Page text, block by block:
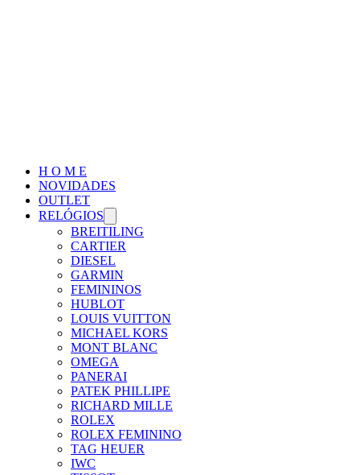
H O M E
NOVIDADES
OUTLET
RELÓGIOS
BREITILING
CARTIER
DIESEL
GARMIN
FEMININOS
HUBLOT
LOUIS VUITTON
MICHAEL KORS
MONT BLANC
OMEGA
PANERAI
PATEK PHILLIPE
RICHARD MILLE
ROLEX
ROLEX FEMININO
TAG HEUER
IWC